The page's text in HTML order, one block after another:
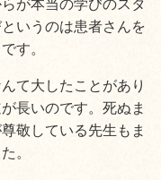
が本当の学びのスタ
いうのは患者さんを
す。
て大したことがあり
長いのです。死ぬま
敬している先生もま
。